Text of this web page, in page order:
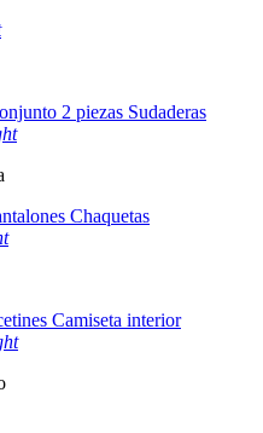
2 piezas Sudaderas
Chaquetas
Camiseta interior